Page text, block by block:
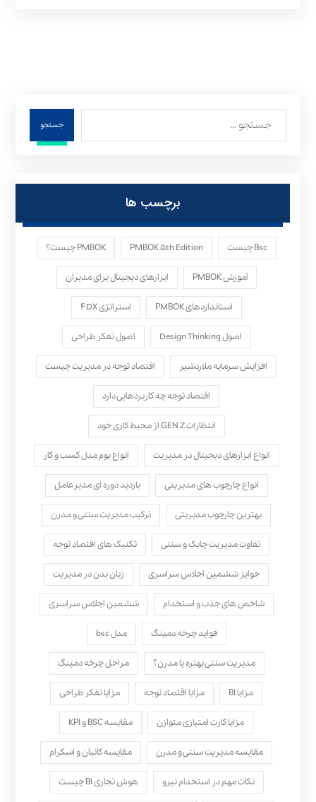
جستجو
برچسب ها
Bsc چیست PMBOK ۵th Edition PMBOK چیست؟
آموزش PMBOK ابزارهای دیجیتال برای مدیران
استانداردهای PMBOK استراتژی ۴DX
اصول Design Thinking اصول تفکر طراحی
افزایش سرمایه ملاردشیر اقتصاد توجه در مدیریت چیست
اقتصاد توجه چه کاربردهایی دارد
انتظارات GEN Z از محیط کاری خود
انواع ابزارهای دیجیتال در مدیریت انواع بوم مدل کسب‌ و کار
انواع چارچوب های مدیریتی بازدید دوره ای مدیرعامل
بهترین چارچوب مدیریتی ترکیب مدیریت سنتی و مدرن
تفاوت مدیریت چابک و سنتی تکنیک های اقتصاد توجه
جوایز ششمین اجلاس سراسری زبان بدن در مدیریت
شاخص های جذب و استخدام ششمین اجلاس سراسری
فواید چرخه دمینگ مدل bsc
مدیریت سنتی بهتره یا مدرن؟ مراحل چرخه دمینگ
مزایا BI مزایا اقتصاد توجه مزایا تفکر طراحی
مزایا کارت امتیازی متوازن مقایسه BSC و KPI
مقایسه مدیریت سنتی و مدرن مقایسه کانبان و اسکرام
نکات مهم در استخدام نیرو هوش تجاری BI چیست